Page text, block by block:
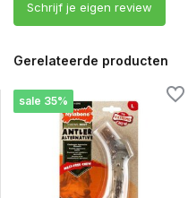
Schrijf je eigen review
Gerelateerde producten
sale 35%